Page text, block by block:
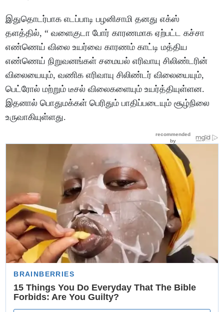
இதுதொடர்பாக எடப்பாடி பழனிசாமி தனது எக்ஸ்
தளத்தில், “ வளைகுடா போர் காரணமாக ஏற்பட்ட கச்சா
எண்ணெய் விலை உயர்வை காரணம் காட்டி மத்திய
எண்ணெய் நிறுவனங்கள் சமையல் எரிவாயு சிலிண்டரின்
விலையையும், வணிக எரிவாயு சிலிண்டர் விலையையும்,
பெட்ரோல் மற்றும் டீசல் விலைகளையும் உயர்த்தியுள்ளன.
இதனால் பொதுமக்கள் பெரிதும் பாதிப்படையும் சூழ்நிலை
உருவாகியுள்ளது.